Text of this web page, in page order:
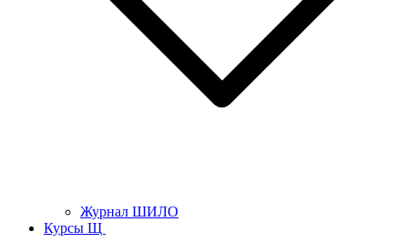
Журнал ШИЛО
Курсы Щ